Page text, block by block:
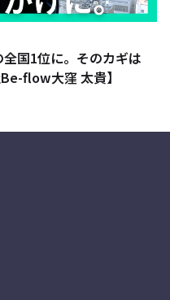
国1位に。そのカギは
flow大窪 太貴】